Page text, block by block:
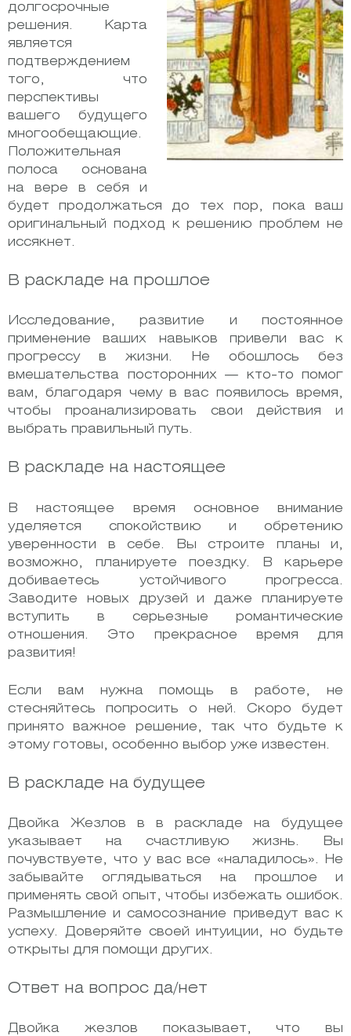
долгосрочные
решения. Карта
является
подтверждением
того, что
перспективы
вашего будущего
многообещающие.
Положительная
полоса основана
на вере в себя и
будет продолжаться до тех пор, пока ваш
оригинальный подход к решению проблем не
иссякнет.
В раскладе на прошлое
Исследование, развитие и постоянное
применение ваших навыков привели вас к
прогрессу в жизни. Не обошлось без
вмешательства посторонних — кто-то помог
вам, благодаря чему в вас появилось время,
чтобы проанализировать свои действия и
выбрать правильный путь.
В раскладе на настоящее
В настоящее время основное внимание
уделяется спокойствию и обретению
уверенности в себе. Вы строите планы и,
возможно, планируете поездку. В карьере
добиваетесь устойчивого прогресса.
Заводите новых друзей и даже планируете
вступить в серьезные романтические
отношения. Это прекрасное время для
развития!
Если вам нужна помощь в работе, не
стесняйтесь попросить о ней. Скоро будет
принято важное решение, так что будьте к
этому готовы, особенно выбор уже известен.
В раскладе на будущее
Двойка Жезлов в в раскладе на будущее
указывает на счастливую жизнь. Вы
почувствуете, что у вас все «наладилось». Не
забывайте оглядываться на прошлое и
применять свой опыт, чтобы избежать ошибок.
Размышление и самосознание приведут вас к
успеху. Доверяйте своей интуиции, но будьте
открыты для помощи других.
Ответ на вопрос да/нет
Двойка жезлов показывает, что вы